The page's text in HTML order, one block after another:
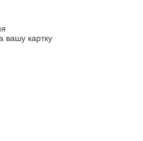
вашу картку